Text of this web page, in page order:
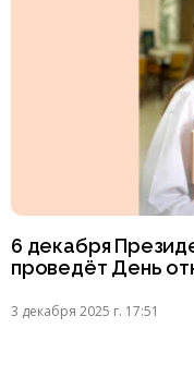
6 декабря
проведёт День
3 декабря 2025 г. 17:51